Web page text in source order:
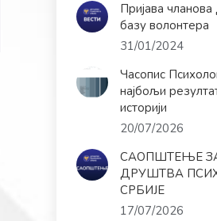
Пријава
базу волонтера
31/01/2024
Часопис
најбољи
историји
20/07/2026
САОПШТЕЊЕ
ДРУШТВА
СРБИЈЕ
17/07/2026